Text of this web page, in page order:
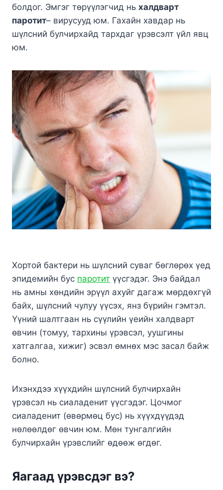
болдог. Эмгэг төрүүлэгчид нь халдварт
паротит– вирусууд юм. Гахайн хавдар нь
шүлсний булчирхайд тархдаг үрэвсэлт үйл явц
юм.
Хортой бактери нь шүлсний суваг бөглөрөх үед
эпидемийн бус паротит үүсгэдэг. Энэ байдал
нь амны хөндийн эрүүл ахуйг дагаж мөрдөхгүй
байх, шүлсний чулуу үүсэх, янз бүрийн гэмтэл.
Үүний шалтгаан нь сүүлийн үеийн халдварт
өвчин (томуу, тархины үрэвсэл, уушгины
хатгалгаа, хижиг) эсвэл өмнөх мэс засал байж
болно.
Ихэнхдээ хүүхдийн шүлсний булчирхайн
үрэвсэл нь сиаладенит үүсгэдэг. Цочмог
сиаладенит (өвөрмөц бус) нь хүүхдүүдэд
нөлөөлдөг өвчин юм. Мөн тунгалгийн
булчирхайн үрэвслийг өдөөж өгдөг.
Яагаад үрэвсдэг вэ?